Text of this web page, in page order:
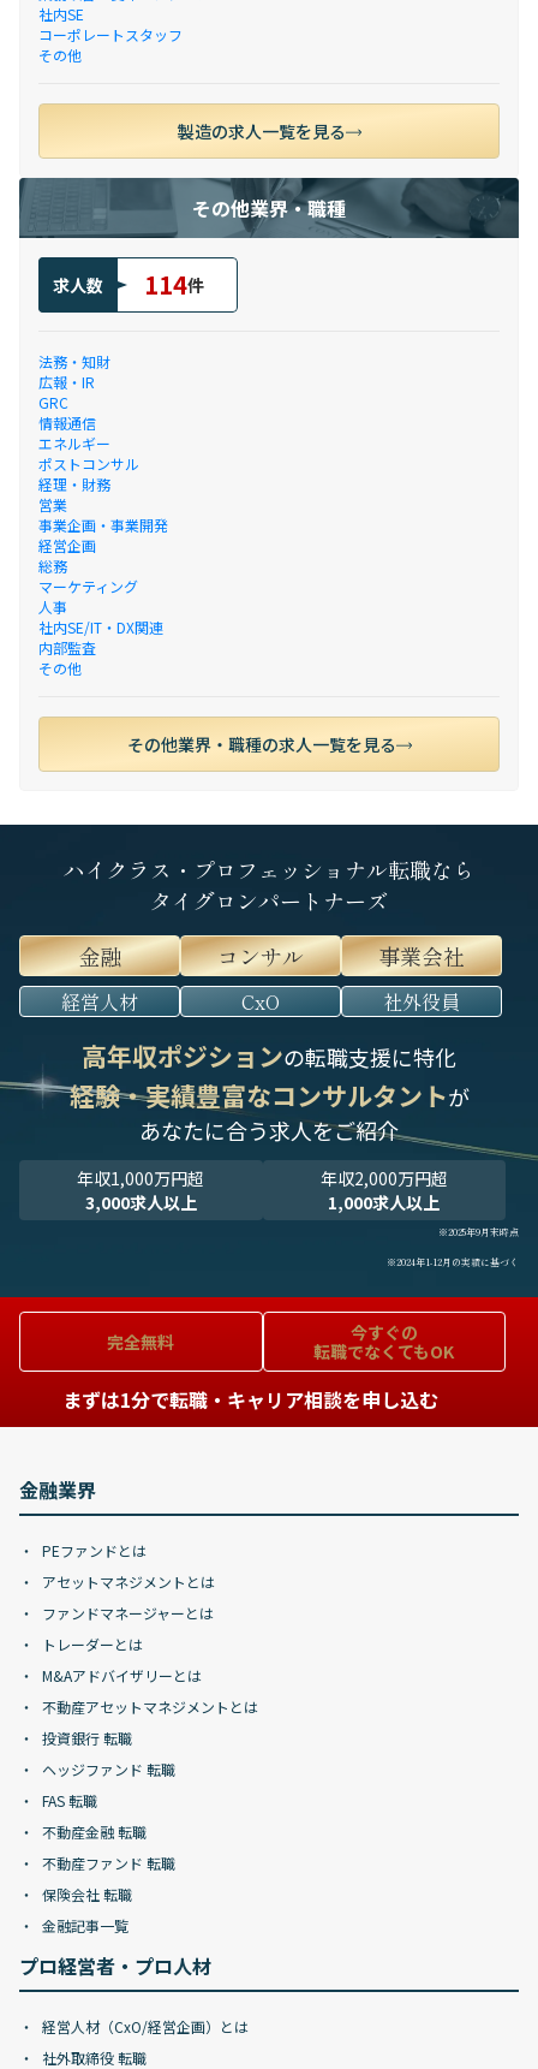
社内SE
コーポレートスタッフ
その他
製造の求人一覧を見る
その他業界・職種
求人数 114件
法務・知財
広報・IR
GRC
情報通信
エネルギー
ポストコンサル
経理・財務
営業
事業企画・事業開発
経営企画
総務
マーケティング
人事
社内SE/IT・DX関連
内部監査
その他
その他業界・職種の求人一覧を見る
ハイクラス・プロフェッショナル転職なら
タイグロンパートナーズ
金融
コンサル 事業会社
経営人材 CxO 社外役員
高年収ポジションの転職支援に特化
経験・実績豊富なコンサルタントが
あなたに合う求人をご紹介
年収1,000万円超
3,000求人以上
年収2,000万円超
1,000求人以上
※2025年9月末時点
※2024年1-12月の実績に基づく
完全無料
今すぐの
転職でなくてもOK
まずは1分で転職・キャリア相談を申し込む
金融業界
PEファンドとは
アセットマネジメントとは
ファンドマネージャーとは
トレーダーとは
M&Aアドバイザリーとは
不動産アセットマネジメントとは
投資銀行 転職
ヘッジファンド 転職
FAS 転職
不動産金融 転職
不動産ファンド 転職
保険会社 転職
金融記事一覧
プロ経営者・プロ人材
経営人材（CxO/経営企画）とは
社外取締役 転職